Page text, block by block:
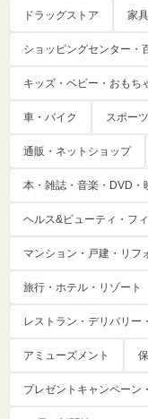
ドラッグストア 家
ショッピングセンター・
キッズ・ベビー・おもち
車・バイク スポー
通販・ネットショップ
本・雑誌・音楽・DVD・
ヘルス&ビューティ・フ
マンション・戸建・リフ
旅行・ホテル・リゾート
レストラン・デリバリー
アミューズメント
プレゼントキャンペーン